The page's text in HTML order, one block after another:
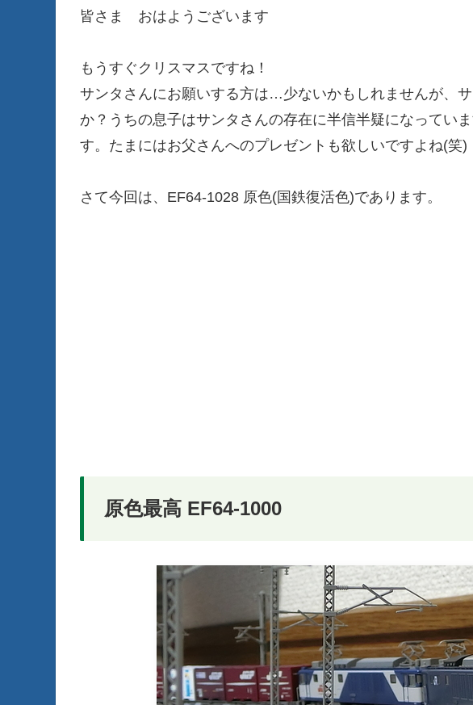
皆さま おはようございます
もうすぐクリスマスですね！
サンタさんにお願いする方は…少ないかもしれませんが、
か？うちの息子はサンタさんの存在に半信半疑になってい
す。たまにはお父さんへのプレゼントも欲しいですよね(笑)
さて今回は、EF64-1028 原色(国鉄復活色)であります。
原色最高 EF64-1000